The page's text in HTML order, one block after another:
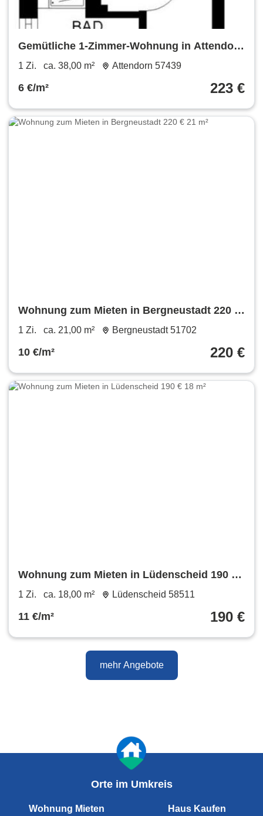
Gemütliche 1-Zimmer-Wohnung in Attendorn
für Senioren
1 Zi. ca. 38,00 m² Attendorn 57439
6 €/m² 223 €
Wohnung zum Mieten in Bergneustadt 220 €
21 m²
1 Zi. ca. 21,00 m² Bergneustadt 51702
10 €/m² 220 €
Wohnung zum Mieten in Lüdenscheid 190 €
18 m²
1 Zi. ca. 18,00 m² Lüdenscheid 58511
11 €/m² 190 €
mehr Angebote
Orte im Umkreis
Wohnung Mieten Haus Kaufen